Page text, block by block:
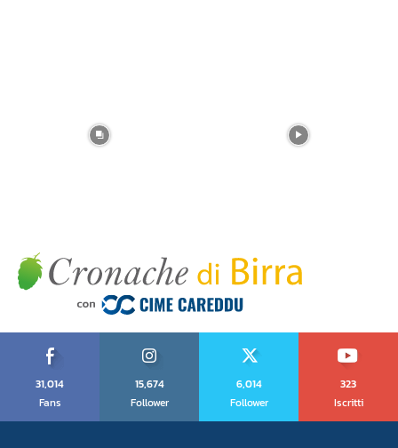
31,014
Fans
15,674
Follower
6,014
Follower
323
Iscritti